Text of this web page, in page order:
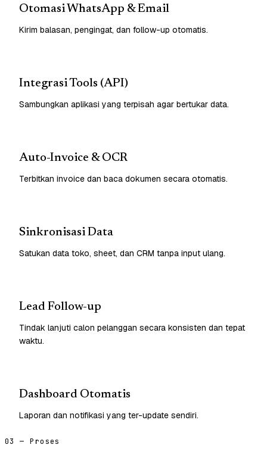
Otomasi WhatsApp & Email
Kirim balasan, pengingat, dan follow-up otomatis.
Integrasi Tools (API)
Sambungkan aplikasi yang terpisah agar bertukar data.
Auto-Invoice & OCR
Terbitkan invoice dan baca dokumen secara otomatis.
Sinkronisasi Data
Satukan data toko, sheet, dan CRM tanpa input ulang.
Lead Follow-up
Tindak lanjuti calon pelanggan secara konsisten dan tepat
waktu.
Dashboard Otomatis
Laporan dan notifikasi yang ter-update sendiri.
03 — Proses